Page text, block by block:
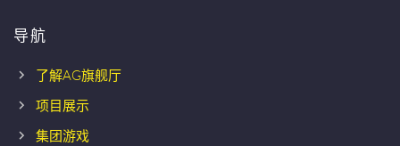
导航
了解AG旗舰厅
项目展示
集团游戏